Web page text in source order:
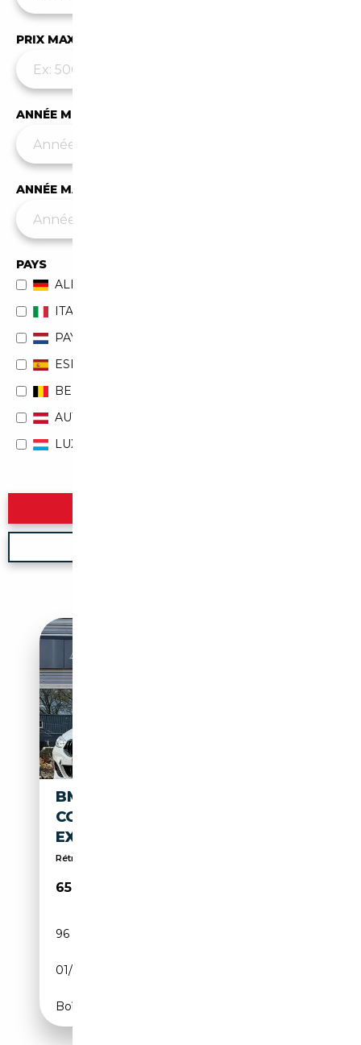
PRIX MAX (€)
ANNÉE MIN
ANNÉE MAX
PAYS
ALLEMAGNE
ITALIE
PAYS-BAS
ESPAGNE
BELGIQUE
AUTRICHE
LUXEMBOURG
BMW M850 8-SERIE GRAN
COUPÉ M850I XDRIVE HIGH
EXECUTIVE | L
Rétroviseurs latéraux électriques, Assistant feux ...
65 900€
96 080 km
01/2020
Boîte automatique